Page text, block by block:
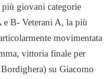
giovani categorie
B- Veterani A, la più
movimentata
vittoria finale per
su Giacomo